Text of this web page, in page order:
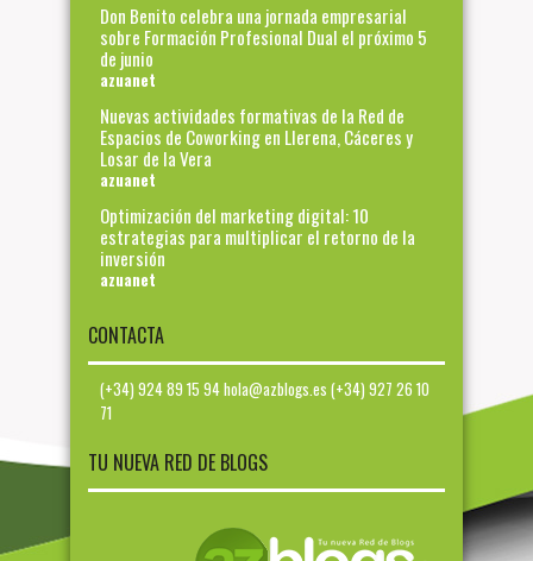
Don Benito celebra una jornada empresarial
sobre Formación Profesional Dual el próximo 5
de junio
azuanet
Nuevas actividades formativas de la Red de
Espacios de Coworking en Llerena, Cáceres y
Losar de la Vera
azuanet
Optimización del marketing digital: 10
estrategias para multiplicar el retorno de la
inversión
azuanet
CONTACTA
(+34) 924 89 15 94 hola@azblogs.es (+34) 927 26 10
71
TU NUEVA RED DE BLOGS